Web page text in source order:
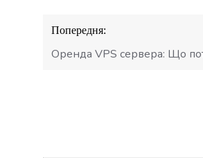
Навігація
записів
Попередня:
Оренда VPS сервера: Що